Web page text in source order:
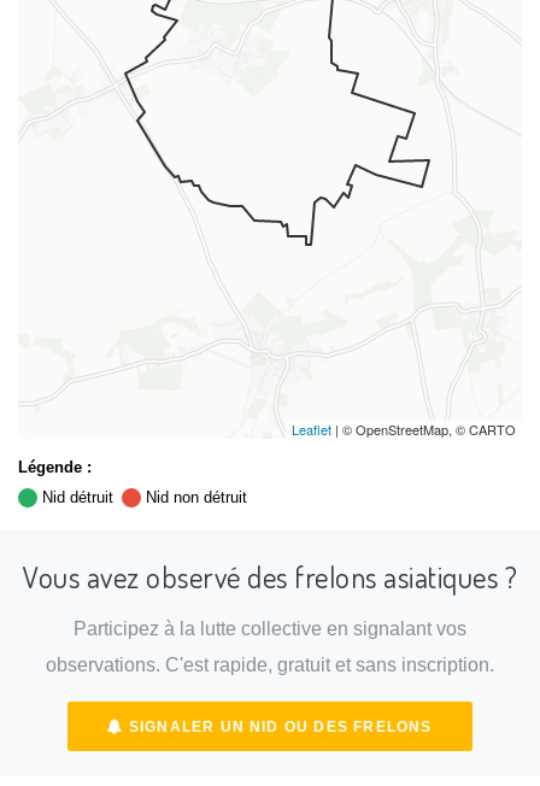
Leaflet | © OpenStreetMap, © CARTO
Légende :
Nid détruit
Nid non détruit
Vous avez observé des frelons asiatiques ?
Participez à la lutte collective en signalant vos
observations. C'est rapide, gratuit et sans inscription.
SIGNALER UN NID OU DES FRELONS